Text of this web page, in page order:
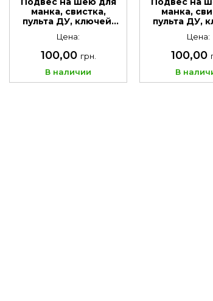
манка, свистка,
пульта ДУ, ключей.
логотипом
Цена:
100,00 грн.
В наличии
манка,
пульта ДУ,
Цена:
100,00
В